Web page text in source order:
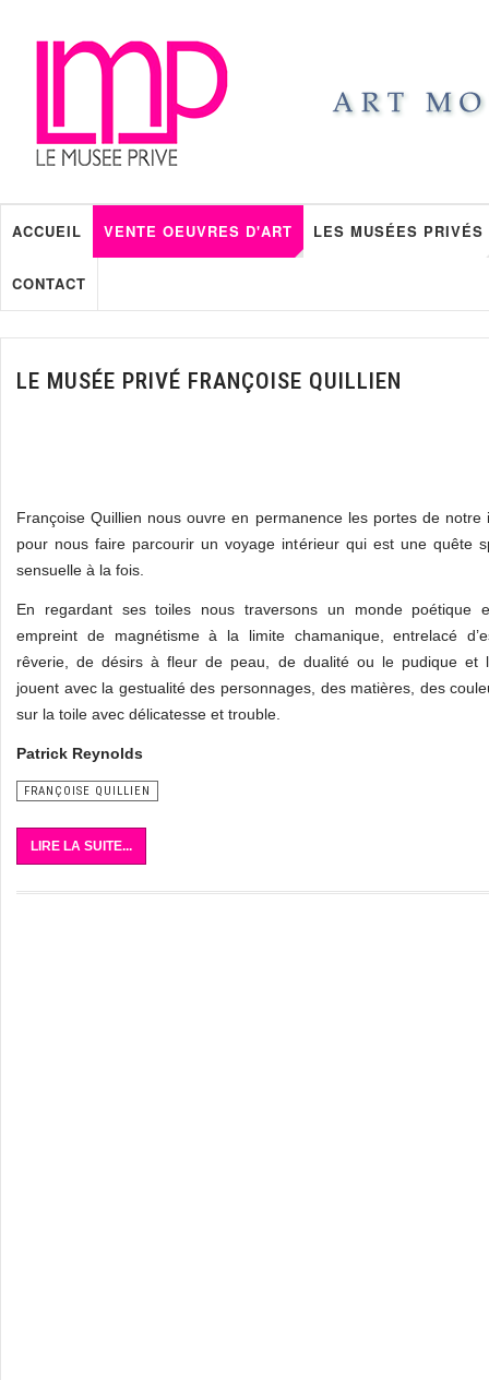
ACCUEIL VENTE OEUVRES D'ART LES MUSÉES PRIVÉS
CONTACT
LE MUSÉE PRIVÉ FRANÇOISE QUILLIEN
Françoise Quillien nous ouvre en permanence les portes de notre
pour nous faire parcourir un voyage intérieur qui est une quête
sensuelle à la fois.
En regardant ses toiles nous traversons un monde poétique
empreint de magnétisme à la limite chamanique, entrelacé
rêverie, de désirs à fleur de peau, de dualité ou le pudique et
jouent avec la gestualité des personnages, des matières, des
sur la toile avec délicatesse et trouble.
Patrick Reynolds
FRANÇOISE QUILLIEN
LIRE LA SUITE...